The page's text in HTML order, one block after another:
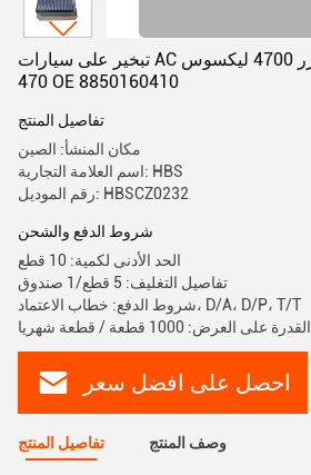
تبخير على سيارات AC لتويوتا برادو لاند كروزر 4700 ليكسوس
470 OE 8850160410
تفاصيل المنتج
مكان المنشأ: الصين
اسم العلامة التجارية: HBS
رقم الموديل: HBSCZ0232
شروط الدفع والشحن
الحد الأدنى لكمية: 10 قطع
تفاصيل التغليف: 5 قطع/1 صندوق
شروط الدفع: خطاب الاعتماد، D/A، D/P، T/T
القدرة على العرض: 1000 قطعة / قطعة شهريا
احصل على افضل سعر
تفاصيل المنتج وصف المنتج